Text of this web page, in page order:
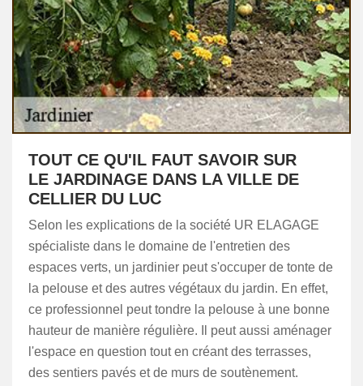
TOUT CE QU'IL FAUT SAVOIR SUR
LE JARDINAGE DANS LA VILLE DE
CELLIER DU LUC
Selon les explications de la société UR ELAGAGE
spécialiste dans le domaine de l'entretien des
espaces verts, un jardinier peut s'occuper de tonte de
la pelouse et des autres végétaux du jardin. En effet,
ce professionnel peut tondre la pelouse à une bonne
hauteur de manière régulière. Il peut aussi aménager
l'espace en question tout en créant des terrasses,
des sentiers pavés et de murs de soutènement.